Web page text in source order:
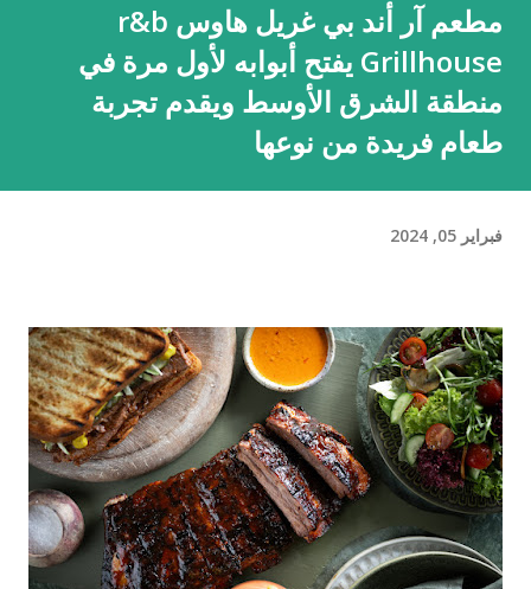
مطعم آر أند بي غريل هاوس r&b
Grillhouse يفتح أبوابه لأول مرة في
منطقة الشرق الأوسط ويقدم تجربة
طعام فريدة من نوعها
فبراير 05, 2024